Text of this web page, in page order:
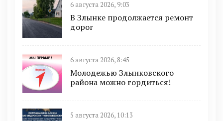
6 августа 2026, 9:03
В Злынке продолжается ремонт
дорог
6 августа 2026, 8:45
Молодежью Злынковского
района можно гордиться!
5 августа 2026, 10:13